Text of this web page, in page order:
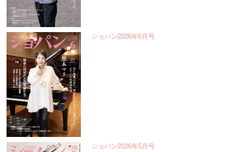
ショパン2026年6月号
ショパン2026年5月号